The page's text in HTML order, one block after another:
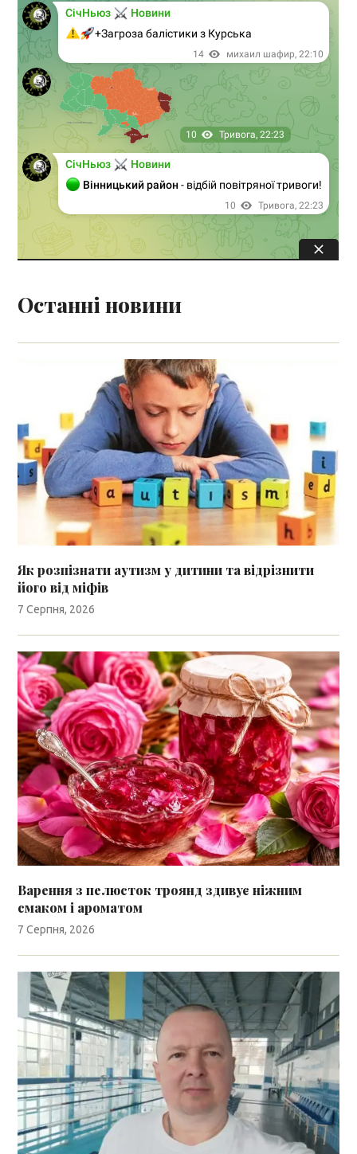
Останні новини
Як розпізнати аутизм у дитини та відрізнити
його від міфів
7 Серпня, 2026
Варення з пелюсток троянд здивує ніжним
смаком і ароматом
7 Серпня, 2026